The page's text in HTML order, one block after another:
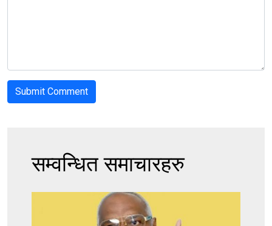
सम्वन्धित समाचारहरु